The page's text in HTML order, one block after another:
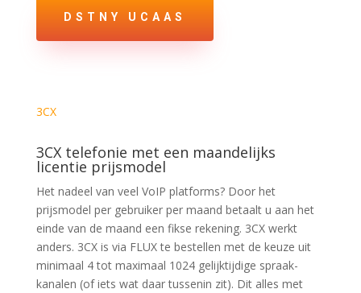
DSTNY UCAAS
3CX
3CX telefonie met een maandelijks
licentie prijsmodel
Het nadeel van veel VoIP platforms? Door het
prijsmodel per gebruiker per maand betaalt u aan het
einde van de maand een fikse rekening. 3CX werkt
anders. 3CX is via FLUX te bestellen met de keuze uit
minimaal 4 tot maximaal 1024 gelijktijdige spraak-
kanalen (of iets wat daar tussenin zit). Dit alles met